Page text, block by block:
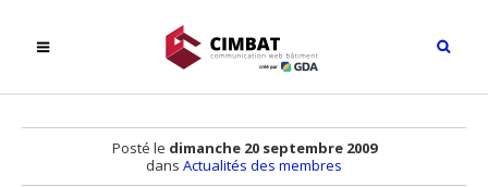
Posté le dimanche 20 septembre 2009
dans Actualités des membres